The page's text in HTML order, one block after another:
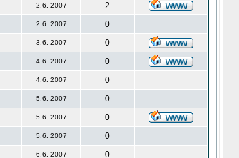
2.6. 2007
2
2.6. 2007
0
3.6. 2007
0
4.6. 2007
0
4.6. 2007
0
5.6. 2007
0
5.6. 2007
0
5.6. 2007
0
6.6. 2007
0